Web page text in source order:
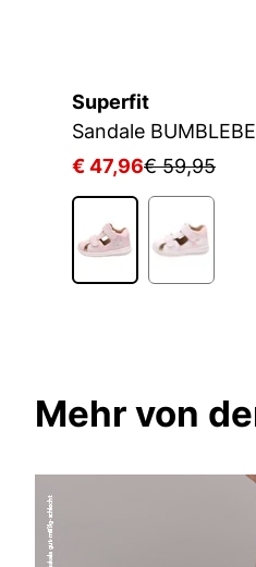
Superfit
Sandale
€ 47,96€ 59,95
Mehr von